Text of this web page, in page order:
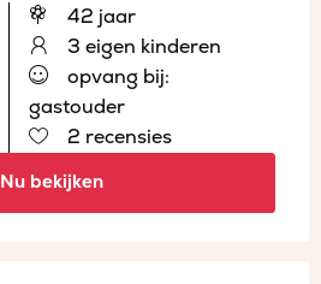
42 jaar
3 eigen kinderen
opvang bij:
gastouder
2 recensies
Nu bekijken